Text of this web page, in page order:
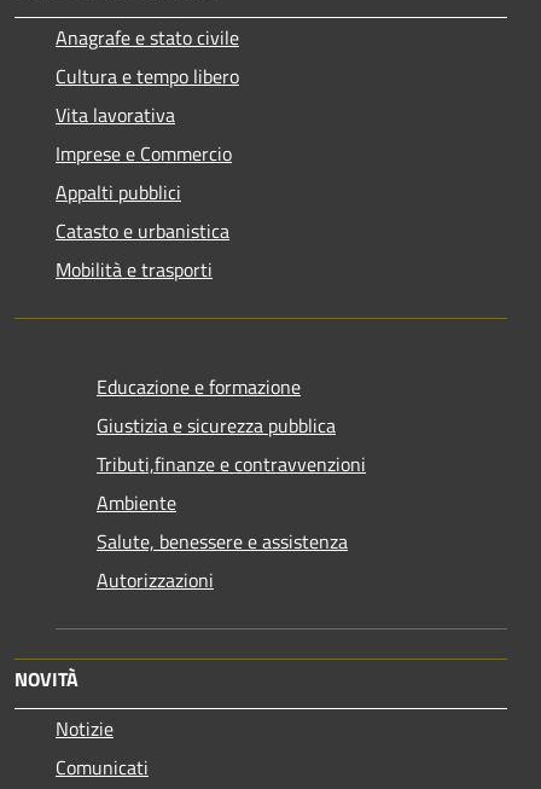
Anagrafe e stato civile
Cultura e tempo libero
Vita lavorativa
Imprese e Commercio
Appalti pubblici
Catasto e urbanistica
Mobilità e trasporti
Educazione e formazione
Giustizia e sicurezza pubblica
Tributi,finanze e contravvenzioni
Ambiente
Salute, benessere e assistenza
Autorizzazioni
NOVITÀ
Notizie
Comunicati